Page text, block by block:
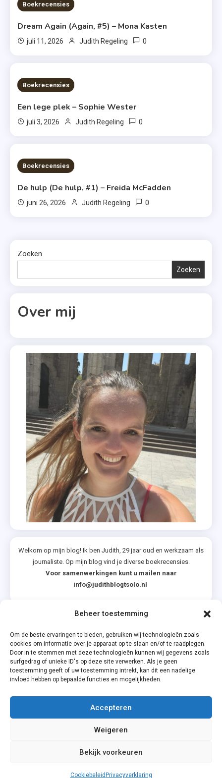
Beheer toestemming
Om de beste ervaringen te bieden, gebruiken wij technologieën zoals
cookies om informatie over je apparaat op te slaan en/of te raadplegen.
Door in te stemmen met deze technologieën kunnen wij gegevens zoals
surfgedrag of unieke ID's op deze site verwerken. Als je geen
toestemming geeft of uw toestemming intrekt, kan dit een nadelige
invloed hebben op bepaalde functies en mogelijkheden.
Accepteren
Weigeren
Bekijk voorkeuren
Cookiebeleid Privacyverklaring
6 MINS READ
Boekrecensies
Dream Again (Again, #5) – Mona Kasten
juli 11, 2026 Judith Regeling 0
6 MINS READ
Boekrecensies
Een lege plek – Sophie Wester
juli 3, 2026 Judith Regeling 0
7 MINS READ
Boekrecensies
De hulp (De hulp, #1) – Freida McFadden
juni 26, 2026 Judith Regeling 0
Zoeken
Zoeken
Over mij
Welkom op mijn blog! Ik ben Judith, 29 jaar oud en werkzaam als
journaliste. Op mijn blog vind je diverse boekrecensies.
Voor samenwerkingen kunt u mailen naar
info@judithblogtsolo.nl
Privacyverklaring